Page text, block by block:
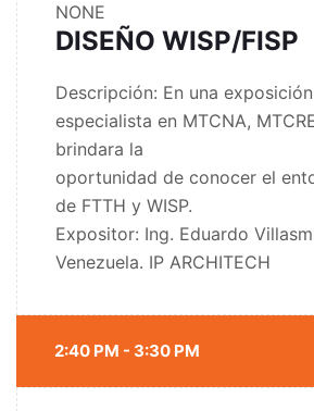
NONE
DISEÑO WISP/FISP
Descripción: En una
especialista en MTCNA,
brindara la
oportunidad de conocer el
de FTTH y WISP.
Expositor: Ing. Eduardo
Venezuela. IP ARCHITECH
2:40 PM - 3:30 PM